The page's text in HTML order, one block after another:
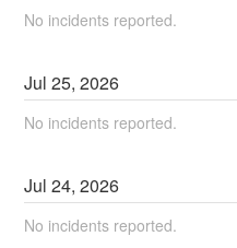
No incidents reported.
Jul25,2026
No incidents reported.
Jul24,2026
No incidents reported.